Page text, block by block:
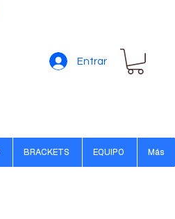
Entrar
BRACKETS EQUIPO Más